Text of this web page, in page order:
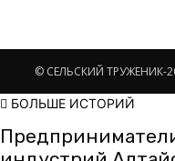
© СЕЛЬСКИЙ ТРУЖЕНИК-
БОЛЬШЕ ИСТОРИЙ